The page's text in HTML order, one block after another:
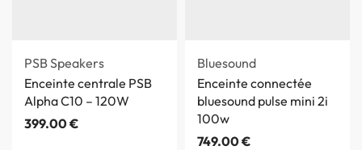
PSB Speakers
Enceinte centrale PSB
Alpha C10 – 120W
399.00€
Bluesound
Enceinte connectée
bluesound pulse mini 2i
100w
749.00€